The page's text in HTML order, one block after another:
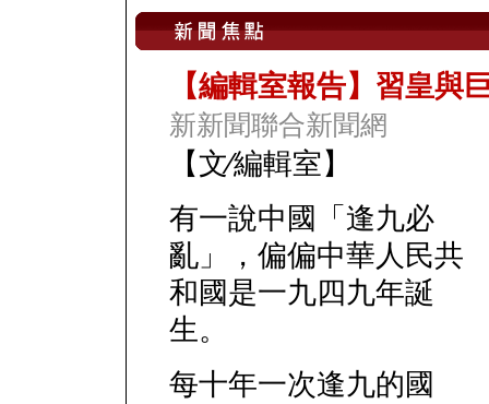
【編輯室報告】習皇與
新新聞聯合新聞網
【文∕編輯室】
有一說中國「逢九必
亂」，偏偏中華人民共
和國是一九四九年誕
生。
每十年一次逢九的國